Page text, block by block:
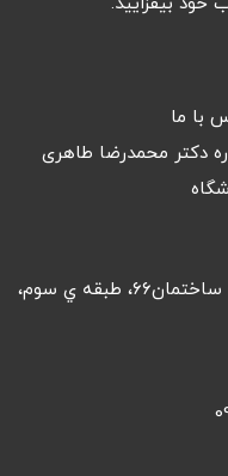
با ما
دکتر محمدرضا طاهری
بولوار سجاد، روبروي خيابان ميلاد، ساختمان٦٦، طبقه ي سوم،